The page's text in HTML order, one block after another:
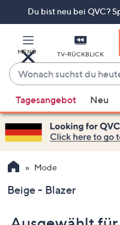
Du bist neu bei QVC?
MENÜ TV-RÜCKBLICK
Wonach
suchst
du
heute?
Vorschläge
verfügbar
sind,
verwenden
Sie
Pfeiltasten
oben
Tagesangebot Neu
Mode
Beige - Blazer